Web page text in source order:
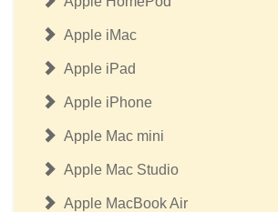
Apple iMac
Apple iPad
Apple iPhone
Apple Mac mini
Apple Mac Studio
Apple MacBook Air